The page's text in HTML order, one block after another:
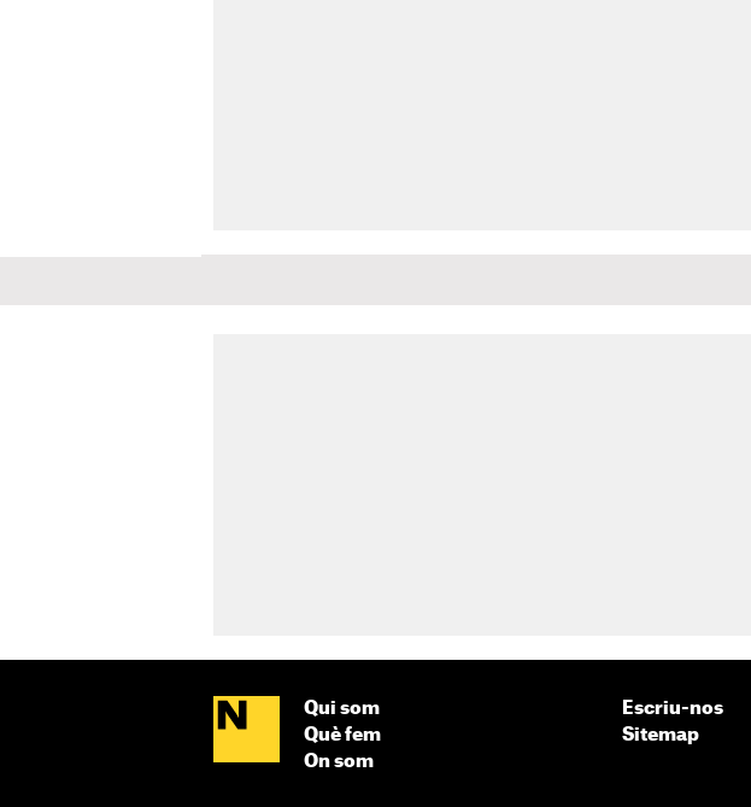
Qui som
Què fem
On som
Escriu-nos
Sitemap